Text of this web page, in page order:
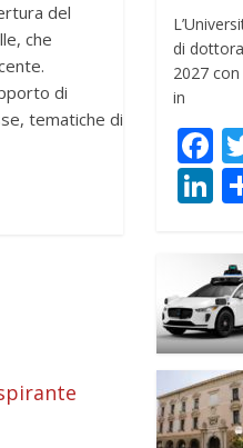
del
che
di
tematiche di
di
2027
in
F
e
b
o
o
k
Li
k
e
n